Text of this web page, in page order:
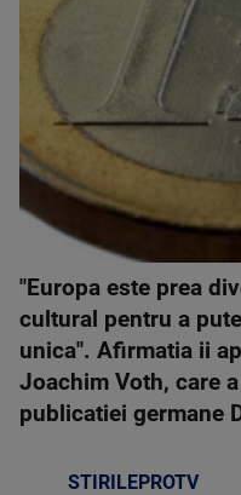
"Europa este prea
cultural pentru a
unica". Afirmatia ii
Joachim Voth, care
publicatiei germane
STIRILEPROTV